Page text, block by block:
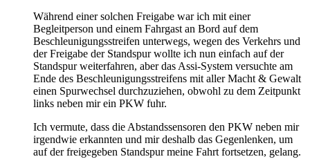
Während einer solchen Freigabe war ich mit einer
Begleitperson und einem Fahrgast an Bord auf dem
Beschleunigungsstreifen unterwegs, wegen des Verkehrs und
der Freigabe der Standspur wollte ich nun einfach auf der
Standspur weiterfahren, aber das Assi-System versuchte am
Ende des Beschleunigungsstreifens mit aller Macht & Gewalt
einen Spurwechsel durchzuziehen, obwohl zu dem Zeitpunkt
links neben mir ein PKW fuhr.
Ich vermute, dass die Abstandssensoren den PKW neben mir
irgendwie erkannten und mir deshalb das Gegenlenken, um
auf der freigegeben Standspur meine Fahrt fortsetzen, gelang.